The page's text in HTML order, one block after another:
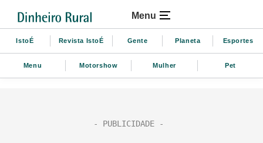
Menu
IstoÉ Revista IstoÉ Gente Planeta Esportes
Menu Motorshow Mulher Pet